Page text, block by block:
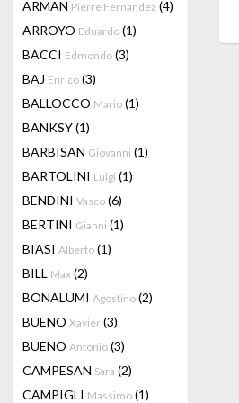
ARMAN Pierre Fernandez (4)
ARROYO Eduardo (1)
BACCI Edmondo (3)
BAJ Enrico (3)
BALLOCCO Mario (1)
BANKSY(1)
BARBISAN Giovanni (1)
BARTOLINI Luigi (1)
BENDINI Vasco (6)
BERTINI Gianni (1)
BIASI Alberto (1)
BILL Max (2)
BONALUMI Agostino (2)
BUENO Xavier (3)
BUENO Antonio (3)
CAMPESAN Sara (2)
CAMPIGLI Massimo (1)